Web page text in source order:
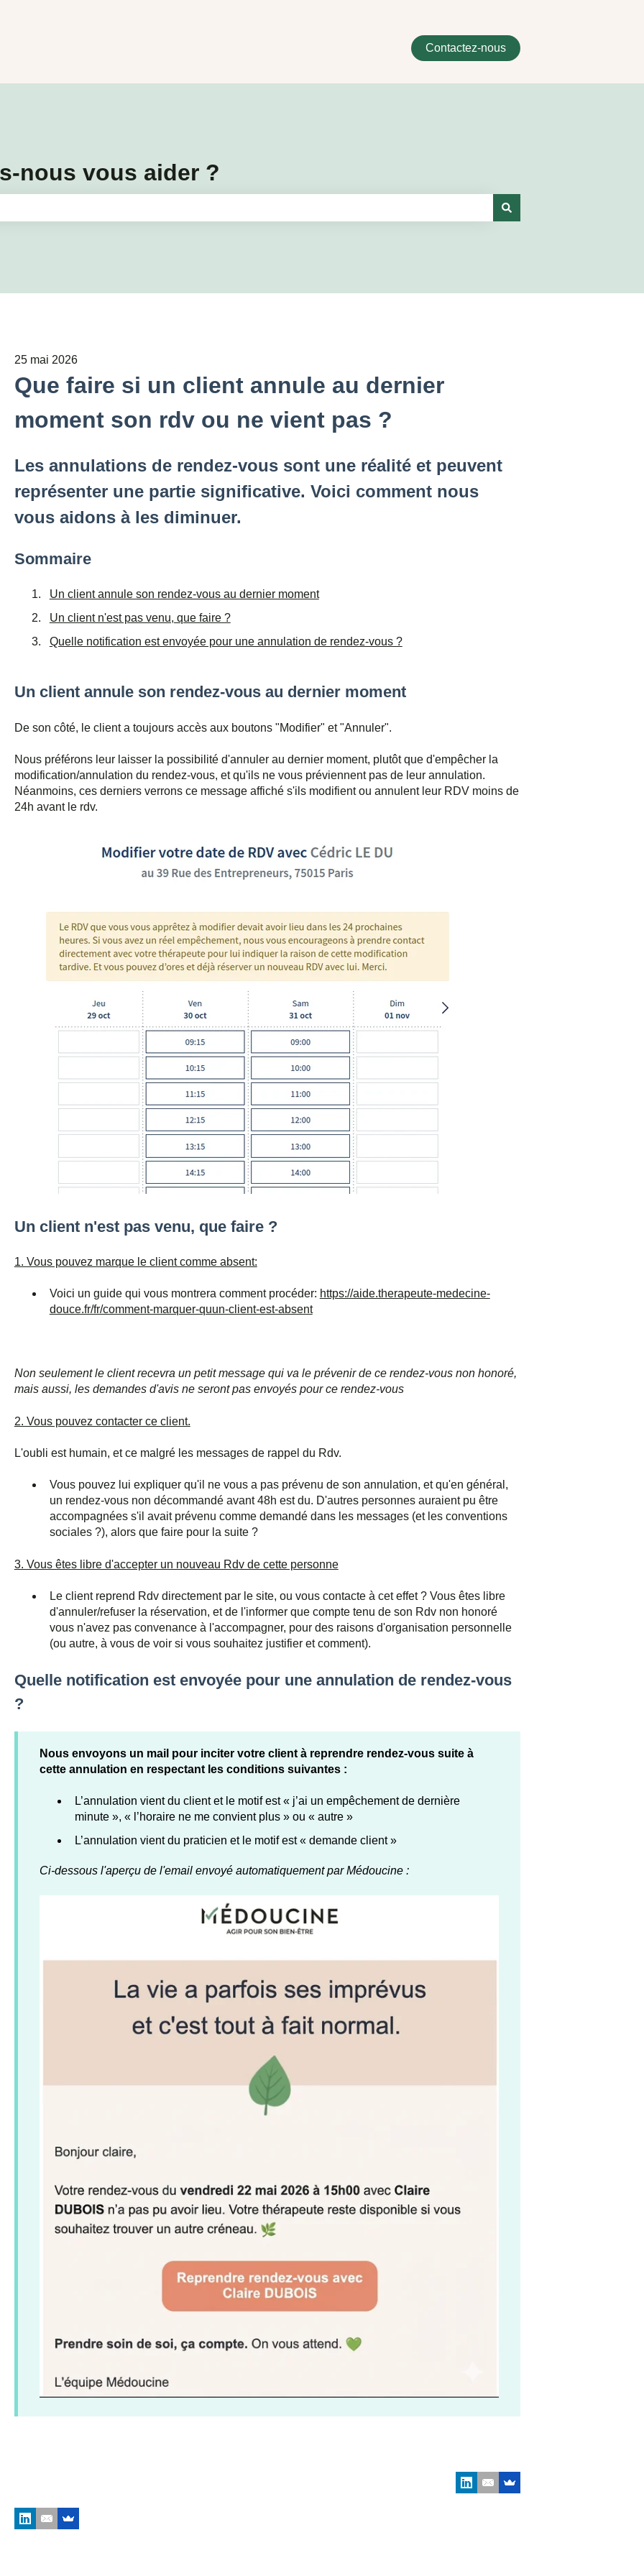
Contactez-nous
nous vous aider ?
25 mai 2026
Que faire si un client annule au dernier
moment son rdv ou ne vient pas ?
Les annulations de rendez-vous sont une réalité et peuvent
représenter une partie significative. Voici comment nous
vous aidons à les diminuer.
Sommaire
Un client annule son rendez-vous au dernier moment
Un client n'est pas venu, que faire ?
Quelle notification est envoyée pour une annulation de rendez-vous ?
Un client annule son rendez-vous au dernier moment
De son côté, le client a toujours accès aux boutons "Modifier" et "Annuler".
Nous préférons leur laisser la possibilité d'annuler au dernier moment, plutôt que d'empêcher la
modification/annulation du rendez-vous, et qu'ils ne vous préviennent pas de leur annulation.
Néanmoins, ces derniers verrons ce message affiché s'ils modifient ou annulent leur RDV moins de
24h avant le rdv.
Un client n'est pas venu, que faire ?
1. Vous pouvez marque le client comme absent:
Voici un guide qui vous montrera comment procéder: https://aide.therapeute-medecine-
douce.fr/fr/comment-marquer-quun-client-est-absent
Non seulement le client recevra un petit message qui va le prévenir de ce rendez-vous non honoré,
mais aussi, les demandes d'avis ne seront pas envoyés pour ce rendez-vous
2. Vous pouvez contacter ce client.
L'oubli est humain, et ce malgré les messages de rappel du Rdv.
Vous pouvez lui expliquer qu'il ne vous a pas prévenu de son annulation, et qu'en général,
un rendez-vous non décommandé avant 48h est du. D'autres personnes auraient pu être
accompagnées s'il avait prévenu comme demandé dans les messages (et les conventions
sociales ?), alors que faire pour la suite ?
3. Vous êtes libre d'accepter un nouveau Rdv de cette personne
Le client reprend Rdv directement par le site, ou vous contacte à cet effet ? Vous êtes libre
d'annuler/refuser la réservation, et de l'informer que compte tenu de son Rdv non honoré
vous n'avez pas convenance à l'accompagner, pour des raisons d'organisation personnelle
(ou autre, à vous de voir si vous souhaitez justifier et comment).
Quelle notification est envoyée pour une annulation de rendez-vous
?
Nous envoyons un mail pour inciter votre client à reprendre rendez-vous suite à
cette annulation en respectant les conditions suivantes :
L’annulation vient du client et le motif est « j’ai un empêchement de dernière
minute », « l’horaire ne me convient plus » ou « autre »
⁠L’annulation vient du praticien et le motif est « demande client »
Ci-dessous l'aperçu de l'email envoyé automatiquement par Médoucine :